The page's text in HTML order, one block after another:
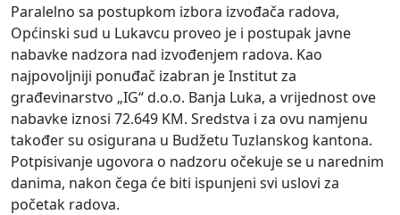
Paralelno sa postupkom izbora izvođača radova,
Općinski sud u Lukavcu proveo je i postupak javne
nabavke nadzora nad izvođenjem radova. Kao
najpovoljniji ponuđač izabran je Institut za
građevinarstvo „IG“ d.o.o. Banja Luka, a vrijednost ove
nabavke iznosi 72.649 KM. Sredstva i za ovu namjenu
također su osigurana u Budžetu Tuzlanskog kantona.
Potpisivanje ugovora o nadzoru očekuje se u narednim
danima, nakon čega će biti ispunjeni svi uslovi za
početak radova.